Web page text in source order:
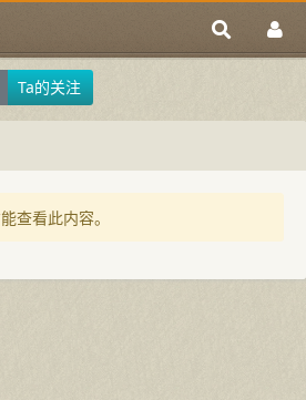
Ta的关注
查看此内容。